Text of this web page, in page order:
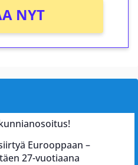
NYT
Eurooppaan –
27-vuotiaana